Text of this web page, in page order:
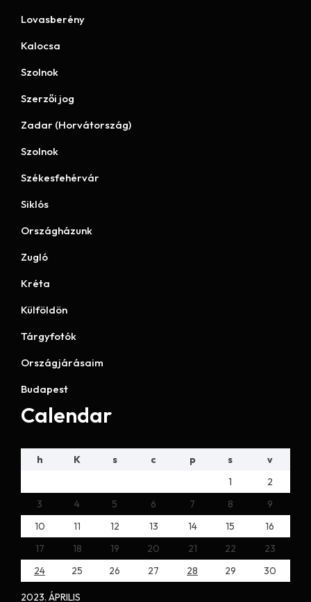
Lovasberény
Kalocsa
Szolnok
Szerzői jog
Zadar (Horvátország)
Szolnok
Székesfehérvár
Siklós
Országházunk
Zugló
Kréta
Külföldön
Tárgyfotók
Országjárásaim
Budapest
Calendar
2023. ÁPRILIS
h K s c p s
v
1
2
3
4 5 6 7 8
9
10
11 12 13 14 15
16
17
18 19 20 21 22
23
24
25 26 27 28 29 30